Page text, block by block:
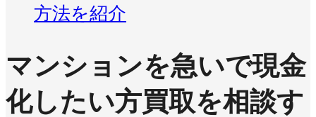
方法を紹介
マンションを急いで現金
化したい方買取を相談す